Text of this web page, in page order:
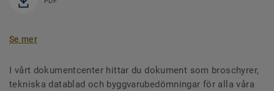
Se mer
I vårt dokumentcenter hittar du dokument som broschyrer,
tekniska datablad och byggvarubedömningar för alla våra